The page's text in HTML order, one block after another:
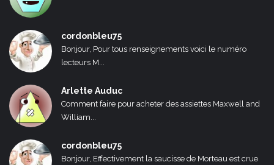
cordonbleu75
Bonjour, Pour tous renseignements voici le numéro
lecteurs M...
Arlette Auduc
Comment faire pour acheter des assiettes Maxwell and
William...
cordonbleu75
Bonjour, Effectivement la saucisse de Morteau est crue